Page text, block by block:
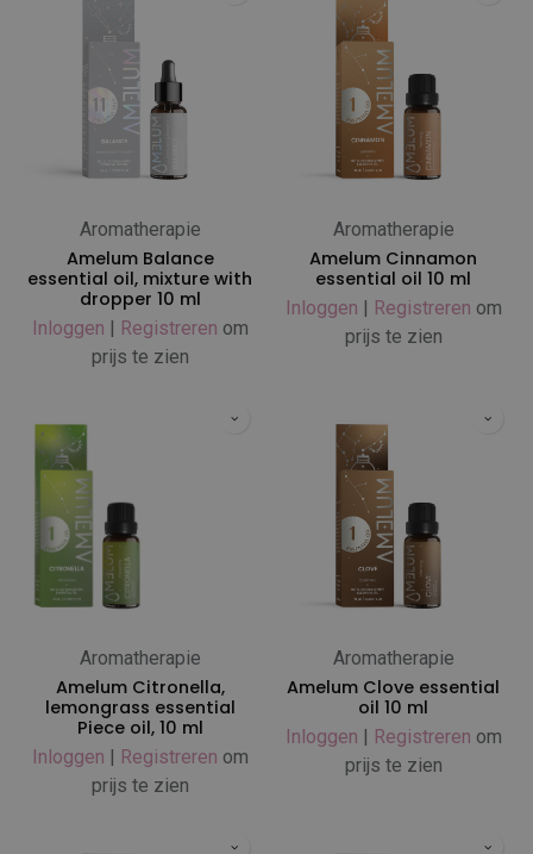
Aromatherapie
Amelum Balance
essential oil, mixture with
dropper 10 ml
Inloggen | Registreren om
prijs te zien
Aromatherapie
Amelum Cinnamon
essential oil 10 ml
Inloggen | Registreren om
prijs te zien
Aromatherapie
Amelum Citronella,
lemongrass essential
Piece oil, 10 ml
Inloggen | Registreren om
prijs te zien
Aromatherapie
Amelum Clove essential
oil 10 ml
Inloggen | Registreren om
prijs te zien